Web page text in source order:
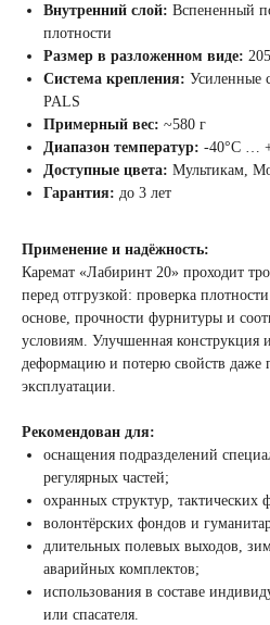
Внутренний слой: Вспененный
плотности
Размер в разложенном виде:
Система крепления:
PALS
Примерный вес: ~580 г
Диапазон температур: -40°C …
Доступные цвета: Мультикам,
Гарантия: до 3 лет
Применение и надёжность:
Каремат «Лабиринт 20» проходит
перед отгрузкой: проверка
основе, прочности фурнитуры и
условиям. Улучшенная конструкция
деформацию и потерю свойств даже
эксплуатации.
Рекомендован для:
оснащения подразделений
регулярных частей;
охранных структур,
волонтёрских фондов и
длительных полевых выходов,
аварийных комплектов;
использования в составе
или спасателя.